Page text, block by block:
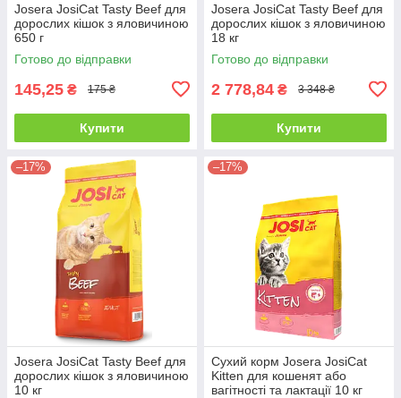
Josera JosiCat Tasty Beef для
дорослих кішок з яловичиною
650 г
Готово до відправки
145,25 ₴ 175 ₴
Купити
Josera JosiCat Tasty Beef для
дорослих кішок з яловичиною
18 кг
Готово до відправки
2 778,84 ₴ 3 348 ₴
Купити
–17%
Josera JosiCat Tasty Beef для
дорослих кішок з яловичиною
10 кг
–17%
Сухий корм Josera JosiCat
Kitten для кошенят або
вагітності та лактації 10 кг